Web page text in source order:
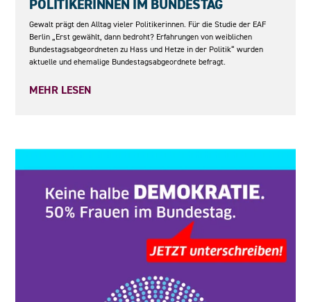
POLITIKERINNEN IM BUNDESTAG
Gewalt prägt den Alltag vieler Politikerinnen. Für die Studie der EAF
Berlin „Erst gewählt, dann bedroht? Erfahrungen von weiblichen
Bundestagsabgeordneten zu Hass und Hetze in der Politik“ wurden
aktuelle und ehemalige Bundestagsabgeordnete befragt.
MEHR LESEN